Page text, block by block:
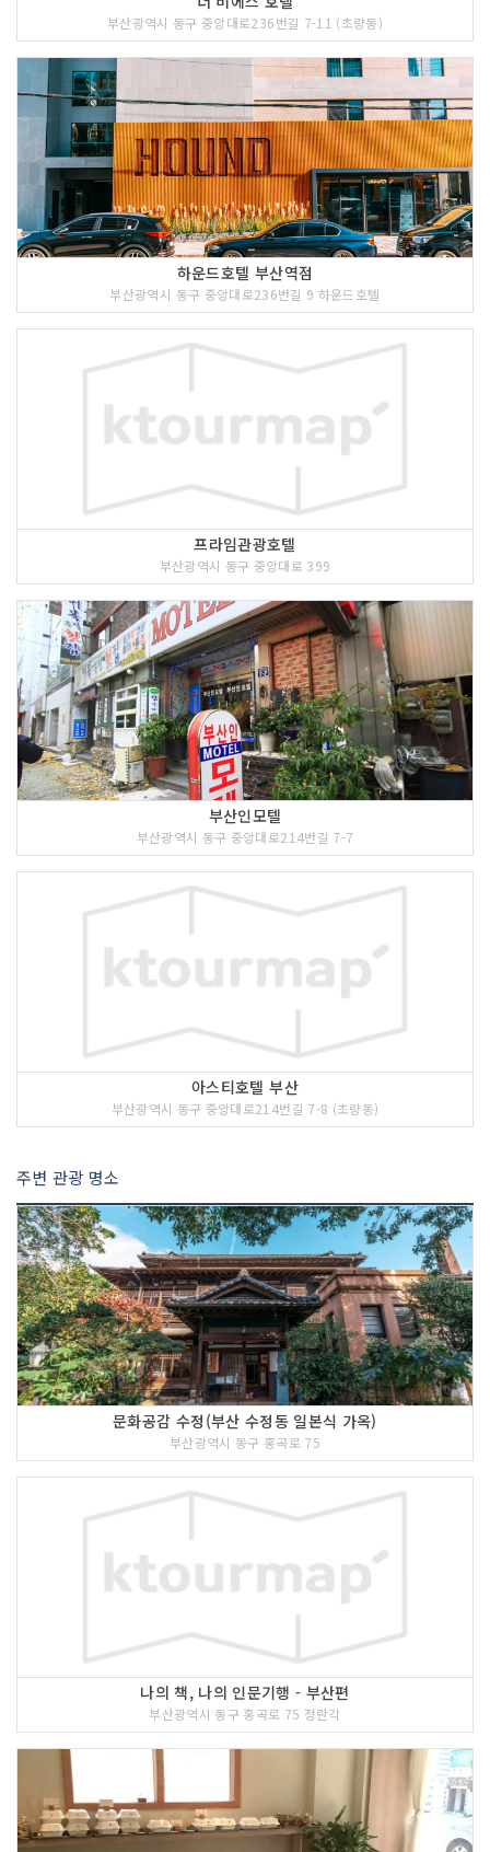
부산광역시 동구 중앙대로236번길 7-11 (초량동)
하운드호텔 부산역점
부산광역시 동구 중앙대로236번길 9 하운드호텔
프라임관광호텔
부산광역시 동구 중앙대로 399
부산인모텔
부산광역시 동구 중앙대로214번길 7-7
아스티호텔 부산
부산광역시 동구 중앙대로214번길 7-8 (초량동)
주변 관광 명소
문화공감 수정(부산 수정동 일본식 가옥)
부산광역시 동구 홍곡로 75
나의 책, 나의 인문기행 - 부산편
부산광역시 동구 홍곡로 75 정란각